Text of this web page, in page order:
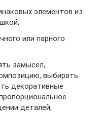
элементов из
или парного
замысел,
выбирать
декоративные
деталей;